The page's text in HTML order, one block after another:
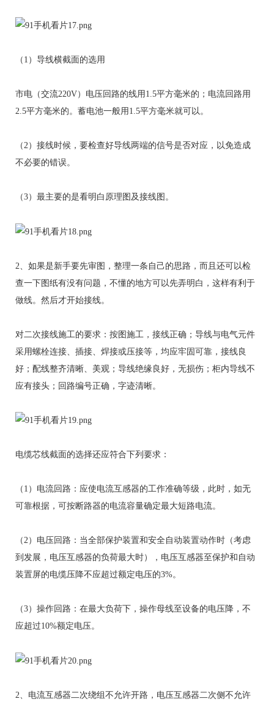
（1）导线横截面的选用
市电（交流220V）电压回路的线用1.5平方毫米的；电流回路用
2.5平方毫米的。蓄电池一般用1.5平方毫米就可以。
（2）接线时候，要检查好导线两端的信号是否对应，以免造成
不必要的错误。
（3）最主要的是看明白原理图及接线图。
2、如果是新手要先审图，整理一条自己的思路，而且还可以检
查一下图纸有没有问题，不懂的地方可以先弄明白，这样有利于
做线。然后才开始接线。
对二次接线施工的要求：按图施工，接线正确；导线与电气元件
采用螺栓连接、插接、焊接或压接等，均应牢固可靠，接线良
好；配线整齐清晰、美观；导线绝缘良好，无损伤；柜内导线不
应有接头；回路编号正确，字迹清晰。
电缆芯线截面的选择还应符合下列要求：
（1）电流回路：应使电流互感器的工作准确等级，此时，如无
可靠根据，可按断路器的电流容量确定最大短路电流。
（2）电压回路：当全部保护装置和安全自动装置动作时（考虑
到发展，电压互感器的负荷最大时），电压互感器至保护和自动
装置屏的电缆压降不应超过额定电压的3%。
（3）操作回路：在最大负荷下，操作母线至设备的电压降，不
应超过10%额定电压。
2、电流互感器二次绕组不允许开路，电压互感器二次侧不允许